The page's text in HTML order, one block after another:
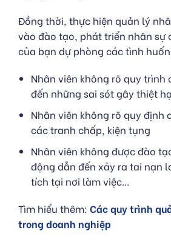
Đồng thời, thực hiện quản lý
vào đào tạo, phát triển nhân sự
của bạn dự phòng các tình
Nhân viên không rõ quy trình
đến những sai sót gây thiệt
Nhân viên không rõ quy định
các tranh chấp, kiện tụng
Nhân viên không được đào
động dẫn đến xảy ra tai nạn
tích tại nơi làm việc…
Tìm hiểu thêm: Các quy trình
trong doanh nghiệp